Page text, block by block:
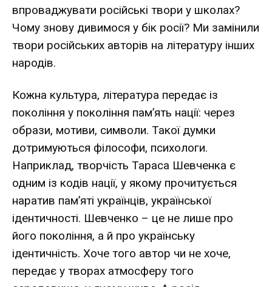
впроваджувати російські твори у школах?
Чому зно­ву дивимося у бік росії? Ми замінили
твори російських авторів на літературу інших
народів.
Кожна культура, література передає із
покоління у покоління пам’ять нації: через
образи, мотиви, симво­ли. Такої думки
дотримуються філософи, психологи.
Наприклад, творчість Тараса Шевченка є
одним із кодів нації, у якому прочитується
наратив пам’яті українців, української
ідентичності. Шевченко – це не лише про
його покоління, а й про українську
ідентичність. Хоче того автор чи не хоче,
передає у творах атмосферу того